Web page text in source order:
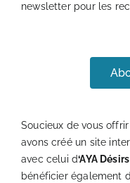
newsletter pour les
Soucieux de vous
avons créé un site
avec celui d‘AYA
bénéficier également